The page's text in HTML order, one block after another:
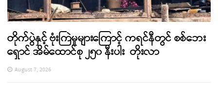
တိုက်ပွဲနှင့် ဗုံးကြဲမှုများကြောင့် ကရင်နီတွင် စစ်ဘေး
ရှောင် အိမ်ထောင်စု ၂၅၀ နီးပါး တိုးလာ
August 7, 2026